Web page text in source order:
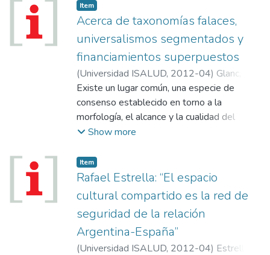
atención. El funcionario de la OPS y experto
en sistemas de salud repasó los desafíos
de la región.
Item
Acerca de taxonomías falaces,
universalismos segmentados y
financiamientos superpuestos
(Universidad ISALUD, 2012-04) Glanc,
Mario
Existe un lugar común, una especie de
consenso establecido en torno a la
morfología, el alcance y la cualidad del
sistema de salud argentino. Solemos
esencialmente universalista, cuyo alcance en
términos de cobertura es superior a la
media de lo observado en la región,
compuesto por tres subsistemas
organizados a partir de diferentes fuentes
de financiamiento y cuyos resultados
alcanzan un estándar aceptable, habida
Show more
Item
Rafael Estrella: “El espacio
cultural compartido es la red de
seguridad de la relación
Argentina-España”
(Universidad ISALUD, 2012-04) Estrella,